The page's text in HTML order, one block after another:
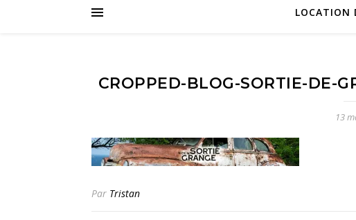
LOCATION
CROPPED-BLOG-SORTIE-DE-
13
Par Tristan